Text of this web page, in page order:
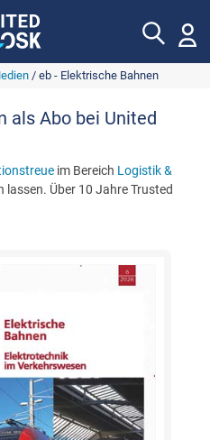
/ eb - Elektrische Bahnen
als Abo bei United
im Bereich Logistik &
lassen. Über 10 Jahre Trusted